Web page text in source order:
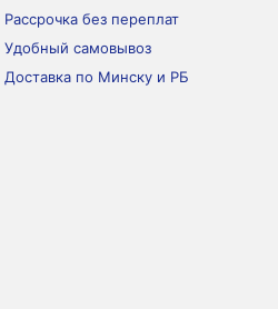
Рассрочка без переплат
Удобный самовывоз
Доставка по Минску и РБ